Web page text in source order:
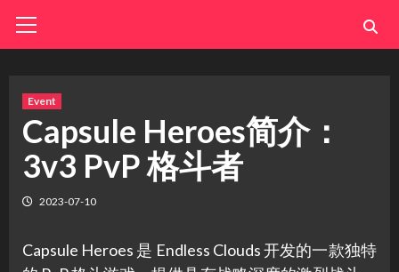
Menu
Event
Capsule Heroes简介：
3v3 PvP 格斗者
2023-07-10
Capsule Heroes 是 Endless Clouds 开发的一款独特